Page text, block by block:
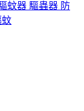
蚊器 驅蟲器 防
蚊